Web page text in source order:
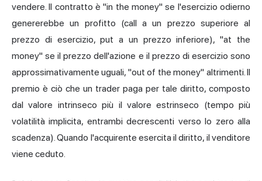
vendere. Il contratto è "in the money" se l'esercizio odierno
genererebbe un profitto (call a un prezzo superiore al
prezzo di esercizio, put a un prezzo inferiore), "at the
money" se il prezzo dell'azione e il prezzo di esercizio sono
approssimativamente uguali, "out of the money" altrimenti. Il
premio è ciò che un trader paga per tale diritto, composto
dal valore intrinseco più il valore estrinseco (tempo più
volatilità implicita, entrambi decrescenti verso lo zero alla
scadenza). Quando l'acquirente esercita il diritto, il venditore
viene ceduto.